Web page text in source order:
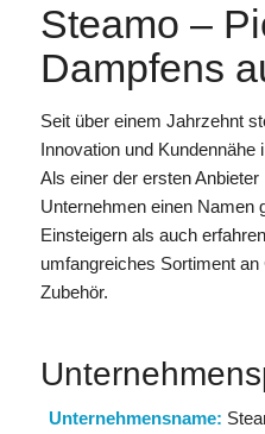
Steamo –
Dampfens
Seit über einem Jahrzehnt
Innovation und Kundennähe
Als einer der ersten
Unternehmen einen Namen
Einsteigern als auch
umfangreiches Sortiment
Zubehör.
Unternehmensname: